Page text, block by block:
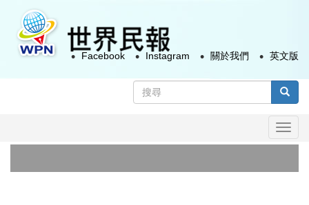
容
搜
尋
Facebook Instagram 關於我們 英文版